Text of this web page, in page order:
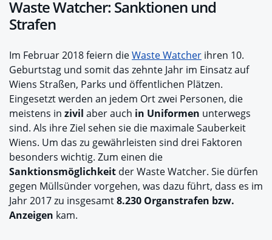
Waste Watcher: Sanktionen und
Strafen
Im Februar 2018 feiern dieWaste Watcher ihren 10.
Geburtstag und somit das zehnte Jahr im Einsatz auf
Wiens Straßen, Parks und öffentlichen Plätzen.
Eingesetzt werden an jedem Ort zwei Personen, die
meistens in zivil aber auch in Uniformen unterwegs
sind. Als ihre Ziel sehen sie die maximale Sauberkeit
Wiens. Um das zu gewährleisten sind drei Faktoren
besonders wichtig. Zum einen die
Sanktionsmöglichkeit der Waste Watcher. Sie dürfen
gegen Müllsünder vorgehen, was dazu führt, dass es im
Jahr 2017 zu insgesamt8.230 Organstrafen bzw.
Anzeigen kam.